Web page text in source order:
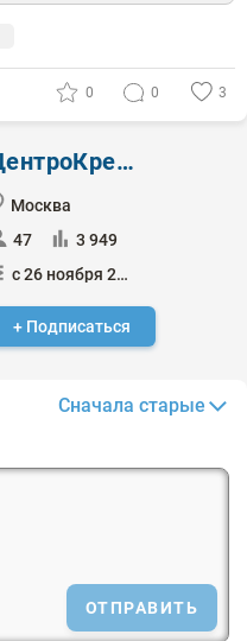
0 0 3
ЦентроКредит
Москва
47
3 949
с 26 ноября 2020
+ Подписаться
Сначала старые
ОТПРАВИТЬ